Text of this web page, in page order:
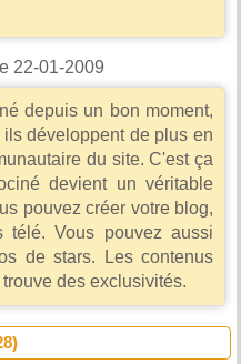
le 22-01-2009
depuis un bon moment,
développent de plus en
du site. C'est ça
devient un véritable
pouvez créer votre blog,
télé. Vous pouvez aussi
de stars. Les contenus
des exclusivités.
)